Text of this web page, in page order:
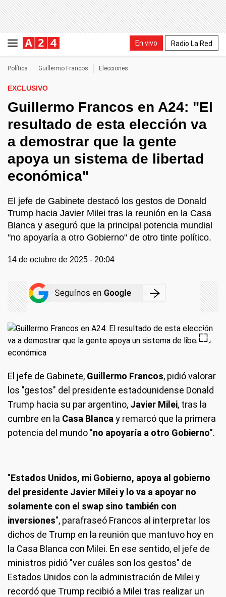
En vivo Radio La Red
Política Guillermo Francos Elecciones
EXCLUSIVO
Guillermo Francos en A24: "El
resultado de esta elección va
a demostrar que la gente
apoya un sistema de libertad
económica"
El jefe de Gabinete destacó los gestos de Donald
Trump hacia Javier Milei tras la reunión en la Casa
Blanca y aseguró que la principal potencia mundial
"no apoyaría a otro Gobierno" de otro tinte político.
14 de octubre de 2025 - 20:04
El jefe de Gabinete, Guillermo Francos, pidió valorar
los "gestos" del presidente estadounidense Donald
Trump hacia su par argentino, Javier Milei, tras la
cumbre en la Casa Blanca y remarcó que la primera
potencia del mundo "no apoyaría a otro Gobierno".
"Estados Unidos, mi Gobierno, apoya al gobierno
del presidente Javier Milei y lo va a apoyar no
solamente con el swap sino también con
inversiones", parafraseó Francos al interpretar los
dichos de Trump en la reunión que mantuvo hoy en
la Casa Blanca con Milei. En ese sentido, el jefe de
ministros pidió "ver cuáles son los gestos" de
Estados Unidos con la administración de Milei y
recordó que Trump recibió a Milei tras realizar un